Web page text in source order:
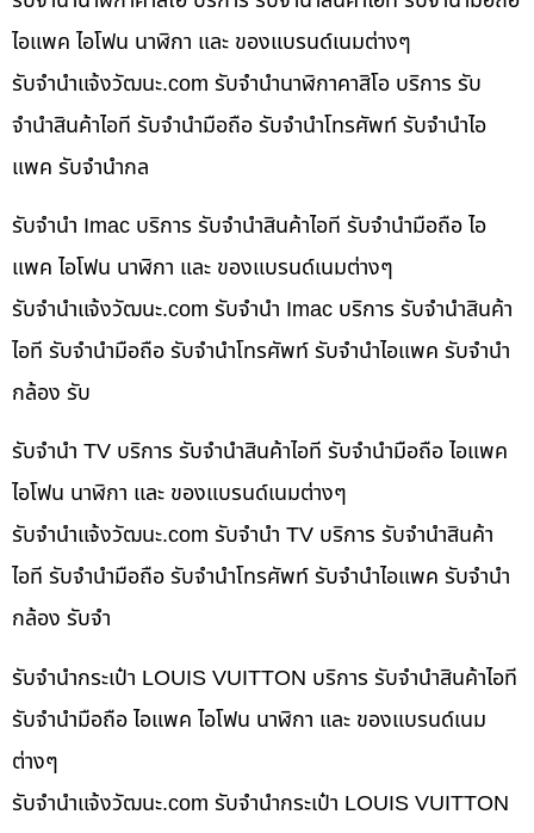
ไอแพค ไอโฟน นาฬิกา และ ของแบรนด์เนมต่างๆ
รับจํานําแจ้งวัฒนะ.com รับจำนำนาฬิกาคาสิโอ บริการ รับ
จำนำสินค้าไอที รับจำนำมือถือ รับจำนำโทรศัพท์ รับจำนำไอ
แพค รับจำนำกล
รับจำนำ Imac บริการ รับจำนำสินค้าไอที รับจำนำมือถือ ไอ
แพค ไอโฟน นาฬิกา และ ของแบรนด์เนมต่างๆ
รับจํานําแจ้งวัฒนะ.com รับจำนำ Imac บริการ รับจำนำสินค้า
ไอที รับจำนำมือถือ รับจำนำโทรศัพท์ รับจำนำไอแพค รับจำนำ
กล้อง รับ
รับจำนำ TV บริการ รับจำนำสินค้าไอที รับจำนำมือถือ ไอแพค
ไอโฟน นาฬิกา และ ของแบรนด์เนมต่างๆ
รับจํานําแจ้งวัฒนะ.com รับจำนำ TV บริการ รับจำนำสินค้า
ไอที รับจำนำมือถือ รับจำนำโทรศัพท์ รับจำนำไอแพค รับจำนำ
กล้อง รับจำ
รับจำนำกระเป๋า LOUIS VUITTON บริการ รับจำนำสินค้าไอที
รับจำนำมือถือ ไอแพค ไอโฟน นาฬิกา และ ของแบรนด์เนม
ต่างๆ
รับจํานําแจ้งวัฒนะ.com รับจำนำกระเป๋า LOUIS VUITTON